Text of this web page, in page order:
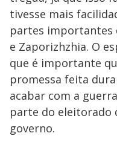
d
o
s
n
d
o
s
M
u
d
o
tivesse mais
partes importantes
e Zaporizhzhia. O
que é importante
promessa feita
acabar com a
parte do eleitorado
governo.